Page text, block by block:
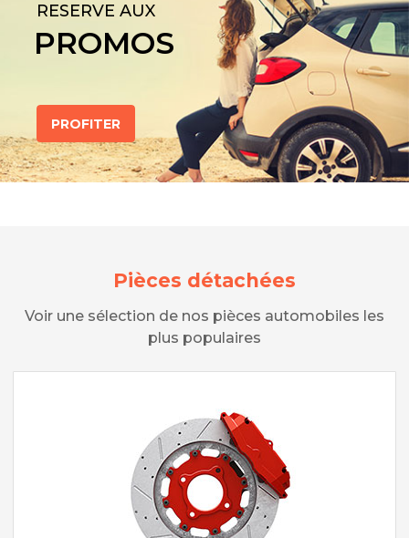
RESERVE AUX
PROMOS
PROFITER
Pièces détachées
Voir une sélection de nos pièces automobiles les
plus populaires